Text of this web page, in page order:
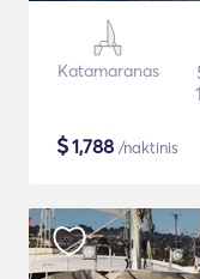
Katamaranas
$1,788 /naktinis